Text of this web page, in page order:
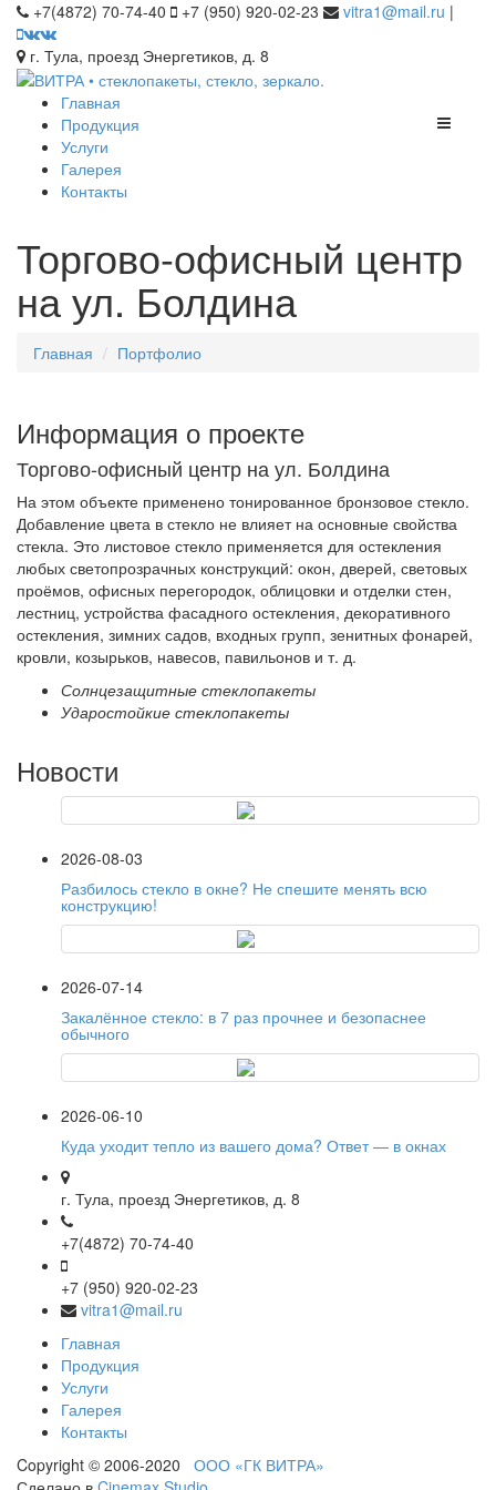
+7(4872) 70-74-40 +7 (950) 920-02-23 vitra1@mail.ru |
г. Тула, проезд Энергетиков, д. 8
Главная
Продукция
Услуги
Галерея
Контакты
Торгово-офисный центр
на ул. Болдина
Главная Портфолио
Информация о проекте
Торгово-офисный центр на ул. Болдина
На этом объекте применено тонированное бронзовое стекло.
Добавление цвета в стекло не влияет на основные свойства
стекла. Это листовое стекло применяется для остекления
любых светопрозрачных конструкций: окон, дверей, световых
проёмов, офисных перегородок, облицовки и отделки стен,
лестниц, устройства фасадного остекления, декоративного
остекления, зимних садов, входных групп, зенитных фонарей,
кровли, козырьков, навесов, павильонов и т. д.
Солнцезащитные стеклопакеты
Ударостойкие стеклопакеты
Новости
2026-08-03
Разбилось стекло в окне? Не спешите менять всю
конструкцию!
2026-07-14
Закалённое стекло: в 7 раз прочнее и безопаснее
обычного
2026-06-10
Куда уходит тепло из вашего дома? Ответ — в окнах
г. Тула, проезд Энергетиков, д. 8
+7(4872) 70-74-40
+7 (950) 920-02-23
vitra1@mail.ru
Главная
Продукция
Услуги
Галерея
Контакты
Copyright © 2006-2020 ООО «ГК ВИТРА»